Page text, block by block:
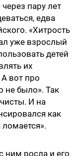
пару лет
едва
«Хитрость
уже взрослый
детей
их
вот про
не было». Так
И на
как
ним росла и его